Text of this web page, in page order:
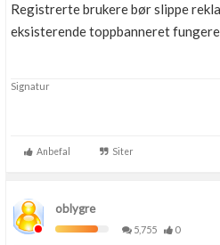
Registrerte brukere bør slippe
eksisterende toppbanneret
Signatur
Anbefal Siter
oblygre
5,755
0